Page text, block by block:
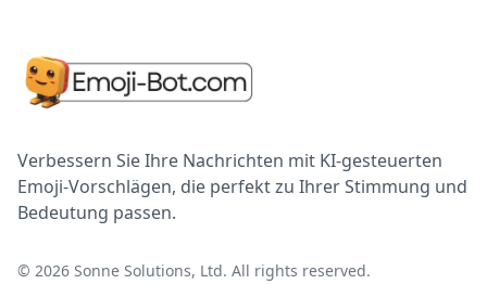
Verbessern Sie Ihre Nachrichten mit KI-gesteuerten
Emoji-Vorschlägen, die perfekt zu Ihrer Stimmung und
Bedeutung passen.
© 2026 Sonne Solutions, Ltd. All rights reserved.